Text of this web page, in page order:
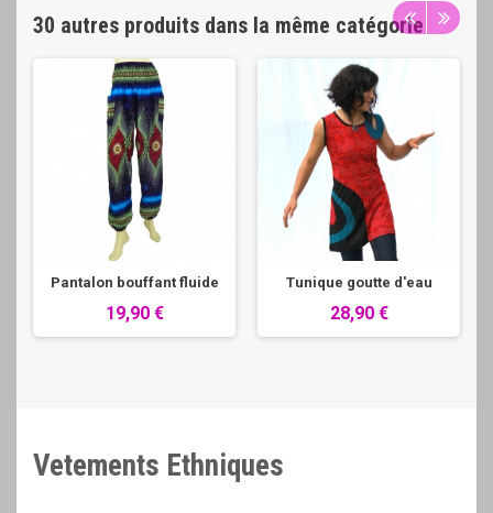
30 autres produits dans la même catégorie
Pantalon bouffant fluide
19,90 €
Tunique goutte d'eau
28,90 €
Vetements Ethniques